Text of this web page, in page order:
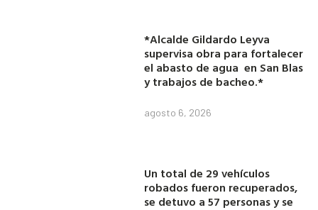
*Alcalde Gildardo Leyva
supervisa obra para fortalecer
el abasto de agua en San Blas
y trabajos de bacheo.*
agosto 6, 2026
Un total de 29 vehículos
robados fueron recuperados,
se detuvo a 57 personas y se